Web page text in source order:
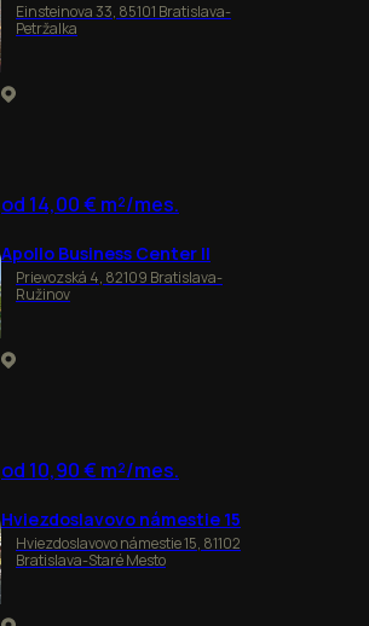
Einsteinova 33, 85101 Bratislava-
Petržalka
od 14,00 € m²/mes.
Apollo Business Center II
Prievozská 4, 82109 Bratislava-
Ružinov
od 10,90 € m²/mes.
Hviezdoslavovo námestie 15
Hviezdoslavovo námestie 15, 81102
Bratislava-Staré Mesto